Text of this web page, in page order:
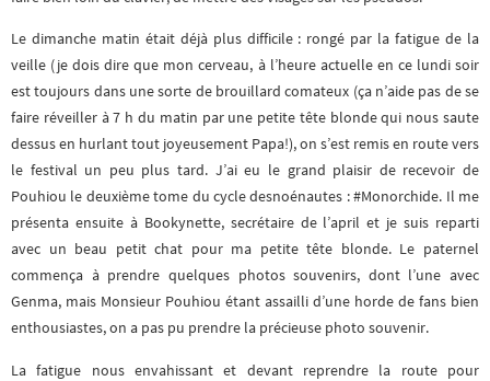
Le dimanche matin était déjà plus difficile : rongé par la fatigue de la
veille (je dois dire que mon cerveau, à l’heure actuelle en ce lundi soir
est toujours dans une sorte de brouillard comateux (ça n’aide pas de se
faire réveiller à 7 h du matin par une petite tête blonde qui nous saute
dessus en hurlant tout joyeusement Papa!), on s’est remis en route vers
le festival un peu plus tard. J’ai eu le grand plaisir de recevoir de
Pouhiou le deuxième tome du cycle desnoénautes : #Monorchide. Il me
présenta ensuite à Bookynette, secrétaire de l’april et je suis reparti
avec un beau petit chat pour ma petite tête blonde. Le paternel
commença à prendre quelques photos souvenirs, dont l’une avec
Genma, mais Monsieur Pouhiou étant assailli d’une horde de fans bien
enthousiastes, on a pas pu prendre la précieuse photo souvenir.
La fatigue nous envahissant et devant reprendre la route pour